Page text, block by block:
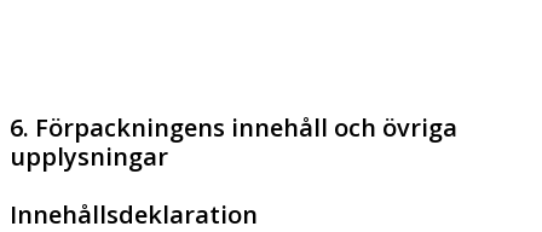
6. Förpackningens innehåll och övriga
upplysningar
Innehållsdeklaration